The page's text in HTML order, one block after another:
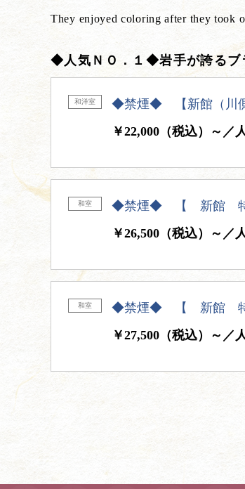
They enjoyed coloring after they took
◆人気ＮＯ．１◆岩手が誇る
和洋室
◆禁煙◆ 【新館（川側
￥22,000（税込）～／
和室
◆禁煙◆ 【 新館 特
￥26,500（税込）～／
和室
◆禁煙◆ 【 新館 特
￥27,500（税込）～／